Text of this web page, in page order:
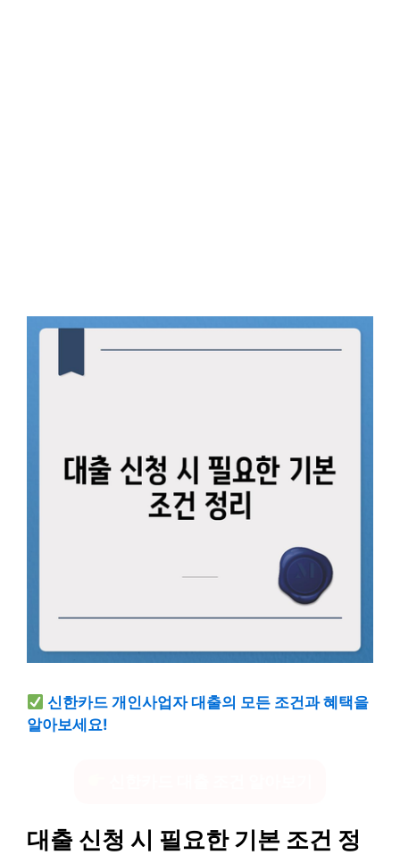
신한카드 개인사업자 대출의 모든 조건과 혜택을
알아보세요!
대출 신청 시 필요한 기본 조건 정